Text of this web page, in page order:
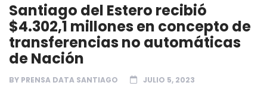
Santiago del Estero recibió
$4.302,1 millones en concepto de
transferencias no automáticas
de Nación
BY PRENSA DATA SANTIAGO JULIO 5, 2023